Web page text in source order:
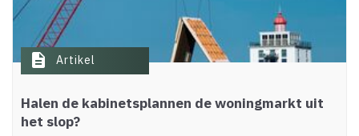
description Artikel
Halen de kabinetsplannen de woningmarkt uit
het slop?